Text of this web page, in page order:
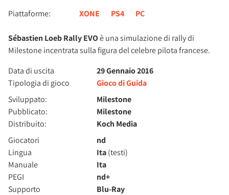
Piattaforme: XONE PS4 PC
Sébastien Loeb Rally EVOè una simulazione di rally di
Milestone incentrata sulla figura del celebre pilota francese.
Data di uscita
29 Gennaio 2016
Tipologia di gioco
Gioco di Guida
Sviluppato:
Milestone
Pubblicato:
Milestone
Distribuito:
Koch Media
Giocatori
nd
Lingua
Ita(testi)
Manuale
Ita
PEGI
nd+
Supporto
Blu-Ray